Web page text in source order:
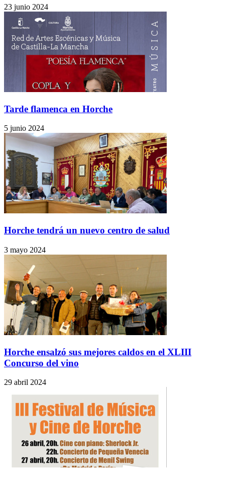
23 junio 2024
Tarde flamenca en Horche
5 junio 2024
Horche tendrá un nuevo centro de salud
3 mayo 2024
Horche ensalzó sus mejores caldos en el XLIII
Concurso del vino
29 abril 2024